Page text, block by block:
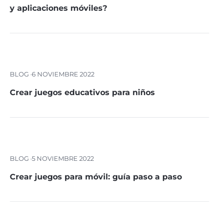
y aplicaciones móviles?
BLOG ·6 NOVIEMBRE 2022
Crear juegos educativos para niños
BLOG ·5 NOVIEMBRE 2022
Crear juegos para móvil: guía paso a paso